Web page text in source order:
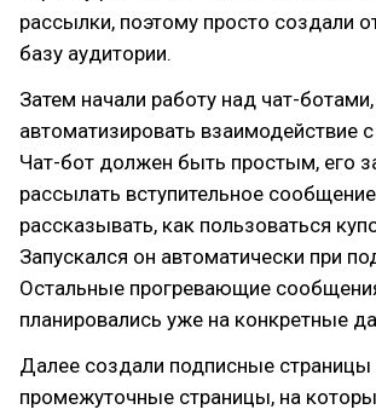
рассылки, поэтому просто создали
базу аудитории.
Затем начали работу над чат-
автоматизировать взаимодействие
Чат-бот должен быть простым, его
рассылать вступительное
рассказывать, как пользоваться
Запускался он автоматически при
Остальные прогревающие
планировались уже на конкретные
Далее создали подписные страницы
промежуточные страницы, на